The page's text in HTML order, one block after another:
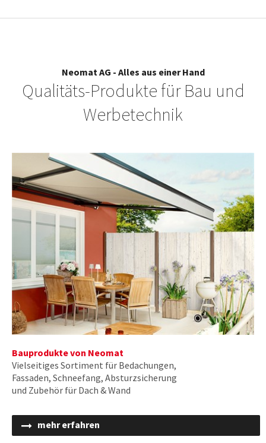
Neomat AG - Alles aus einer Hand
Qualitäts-Produkte für Bau und
Werbetechnik
Bauprodukte von Neomat
Vielseitiges Sortiment für Bedachungen,
Fassaden, Schneefang, Absturzsicherung
und Zubehör für Dach & Wand
mehr erfahren